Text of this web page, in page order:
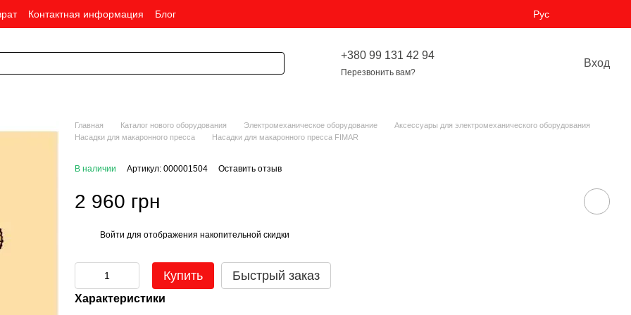
Контактная информация Блог Рус
+380 99 131 42 94
Перезвонить вам?
Вход
Главная Каталог нового оборудования Электромеханическое оборудование
Аксессуары для электромеханического оборудования
Насадки для макаронного пресса
Насадки для макаронного пресса FIMAR
В наличии Артикул: 000001504 Оставить отзыв
2 960 грн
Войти для отображения накопительной скидки
Купить Быстрый заказ
Характеристики